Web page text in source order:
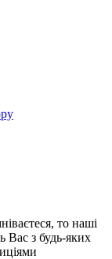
то наші
Вас з будь-яких